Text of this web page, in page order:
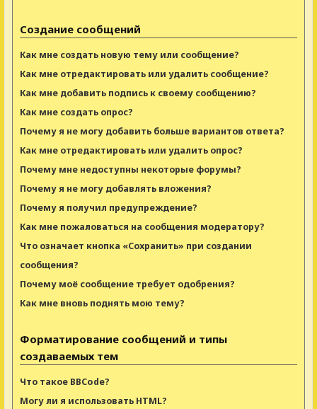
Создание сообщений
Как мне создать новую тему или сообщение?
Как мне отредактировать или удалить сообщение?
Как мне добавить подпись к своему сообщению?
Как мне создать опрос?
Почему я не могу добавить больше вариантов ответа?
Как мне отредактировать или удалить опрос?
Почему мне недоступны некоторые форумы?
Почему я не могу добавлять вложения?
Почему я получил предупреждение?
Как мне пожаловаться на сообщения модератору?
Что означает кнопка «Сохранить» при создании
сообщения?
Почему моё сообщение требует одобрения?
Как мне вновь поднять мою тему?
Форматирование сообщений и типы
создаваемых тем
Что такое BBCode?
Могу ли я использовать HTML?